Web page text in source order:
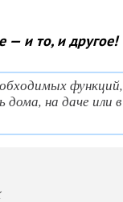
— и то, и другое!
функций,
дома, на даче или в